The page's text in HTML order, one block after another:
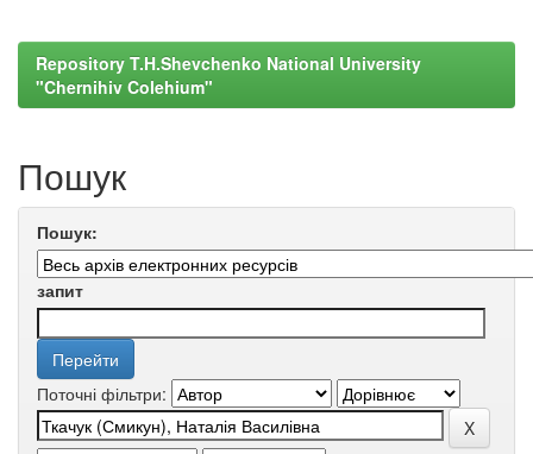
Repository T.H.Shevchenko National University
"Chernihiv Colehium"
Пошук
Пошук:
запит
Поточні фільтри: